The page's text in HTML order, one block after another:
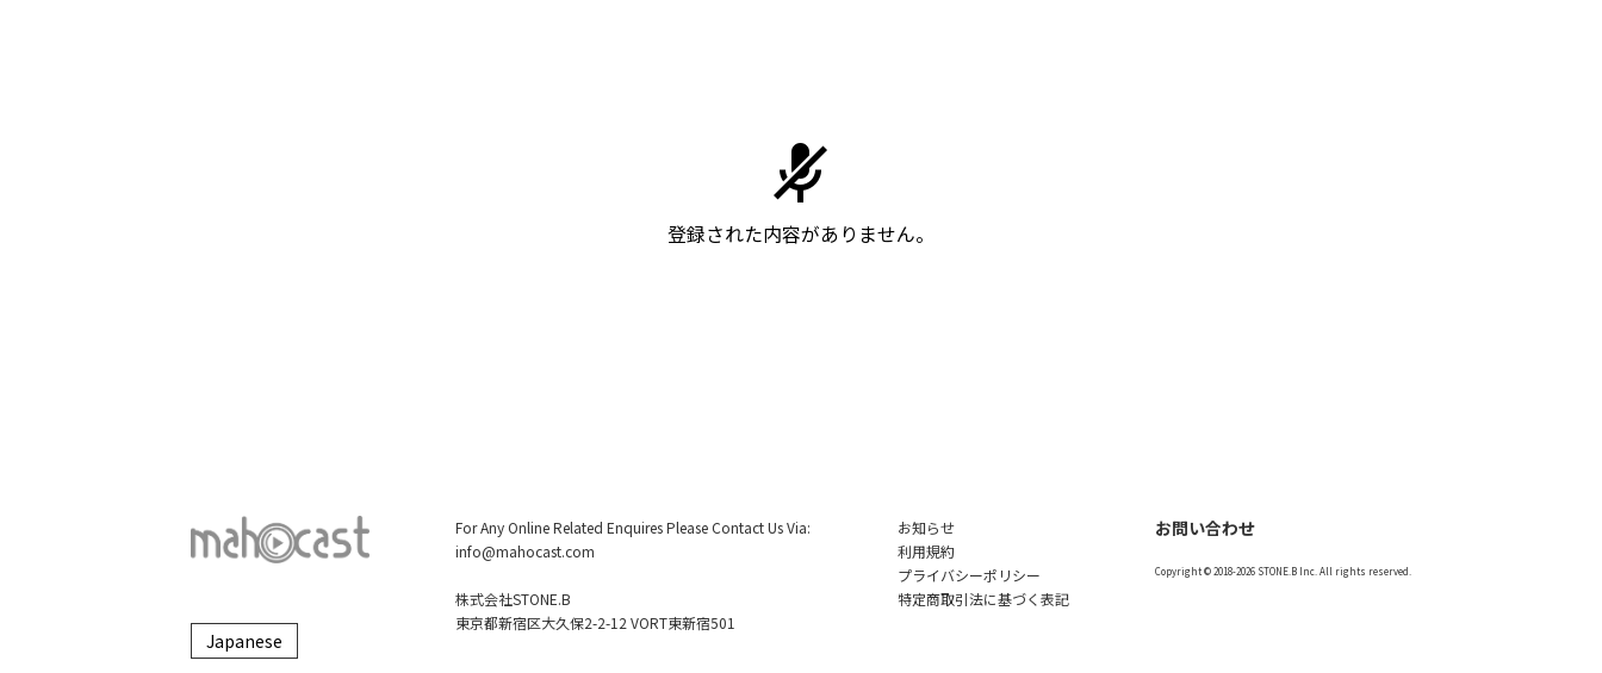
登録された内容がありません。
For Any Online Related Enquires Please Contact Us Via:
info@mahocast.com
株式会社STONE.B
東京都新宿区大久保2-2-12 VORT東新宿501
お知らせ
利用規約
プライバシーポリシー
特定商取引法に基づく表記
お問い合わせ
Copyright © 2018-2026 STONE.B Inc. All rights reserved.